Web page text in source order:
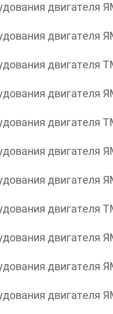
двигателя
двигателя
двигателя
двигателя
двигателя
двигателя
двигателя
двигателя
двигателя
двигателя